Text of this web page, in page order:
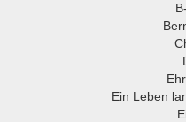
Ein Leben